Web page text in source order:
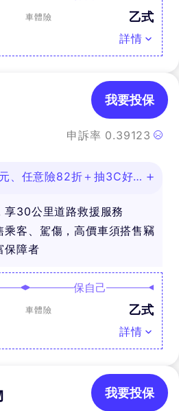
車體險 乙式
詳情
申訴率 0.39123
我要投保
、任意險82折＋抽3C好
享30公里道路救援服務
乘客、駕傷，高價車須搭售竊
保障者
保自己
車體險 乙式
詳情
我要投保